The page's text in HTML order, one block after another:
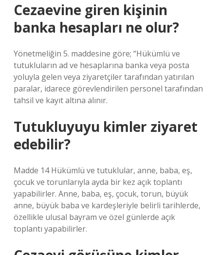
Cezaevine giren kişinin
banka hesapları ne olur?
Yönetmeliğin 5. maddesine göre; “Hükümlü ve
tutukluların ad ve hesaplarına banka veya posta
yoluyla gelen veya ziyaretçiler tarafından yatırılan
paralar, idarece görevlendirilen personel tarafından
tahsil ve kayıt altına alınır.
Tutukluyuyu kimler ziyaret
edebilir?
Madde 14 Hükümlü ve tutuklular, anne, baba, eş,
çocuk ve torunlarıyla ayda bir kez açık toplantı
yapabilirler. Anne, baba, eş, çocuk, torun, büyük
anne, büyük baba ve kardeşleriyle belirli tarihlerde,
özellikle ulusal bayram ve özel günlerde açık
toplantı yapabilirler.